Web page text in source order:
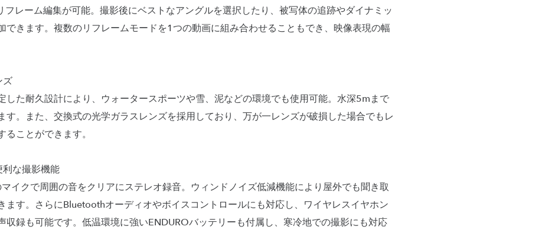
レーム編集が可能。撮影後にベストなアングルを選択したり、被写体の追跡やダイナミッ
できます。複数のリフレームモードを1つの動画に組み合わせることもでき、映像表現の幅
ズ
した耐久設計により、ウォータースポーツや雪、泥などの環境でも使用可能。水深5mまで
す。また、交換式の光学ガラスレンズを採用しており、万が一レンズが破損した場合でもレ
ことができます。
な撮影機能
イクで周囲の音をクリアにステレオ録音。ウィンドノイズ低減機能により屋外でも聞き取
ます。さらにBluetoothオーディオやボイスコントロールにも対応し、ワイヤレスイヤホン
収録も可能です。低温環境に強いENDUROバッテリーも付属し、寒冷地での撮影にも対応